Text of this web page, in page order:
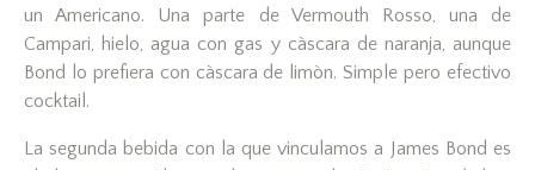
un Americano. Una parte de Vermouth Rosso, una de
Campari, hielo, agua con gas y càscara de naranja, aunque
Bond lo prefiera con càscara de limòn. Simple pero efectivo
cocktail.
La segunda bebida con la que vinculamos a James Bond es